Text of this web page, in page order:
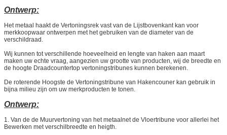
Ontwerp:
Het metaal haakt de Vertoningsrek vast van de Lijstbovenkant kan voor
merkkoopwaar ontwerpen met het gebruiken van de diameter van de
verschildraad.
Wij kunnen tot verschillende hoeveelheid en lengte van haken aan maart
maken uw echte vraag, aangezien uw grootte van producten, wij de breedte en
de hoogte Draadcountertop vertoningstribunes kunnen berekenen.
De roterende Hoogste de Vertoningstribune van Hakencouner kan gebruik in
bijna milieu zijn om uw merkproducten te tonen.
Ontwerp:
1. Van de de Muurvertoning van het metaalnet de Vloertribune voor allerlei het
Bewerken met verschilbreedte en heigth.